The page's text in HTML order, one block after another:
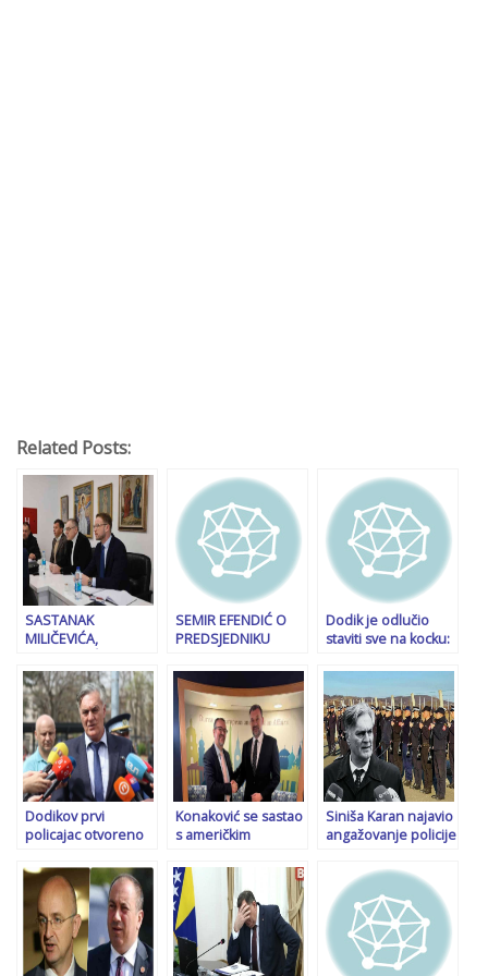
Related Posts:
SASTANAK
MILIČEVIĆA,
STANIVUKOVIĆA U I.
SARAJEVU: “Dva
Srbina, dva Hrvata i
četiri Bošnjaka,
dakle 8:7“
SEMIR EFENDIĆ O
PREDSJEDNIKU
opasan po Bosnu i
Hercegovinu, a
način na koji vodi
Srbiju neće…”
Dodik je odlučio
staviti sve na kocku:
radikalnim mjerama
ako bude osuđen
Dodikov prvi
policajac otvoreno
ruše RS, ali će na
kraju srušiti BiH!
Konaković se sastao
s američkim
Zapadni Balkan,
osvrnuli se i na
opasnu retoriku iz
RS-a
Siniša Karan najavio
angažovanje policije
presude Dodiku…